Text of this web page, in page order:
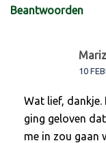
Beantwoorden
Mariz
10
Wat lief,
ging geloven
me in zou gaan